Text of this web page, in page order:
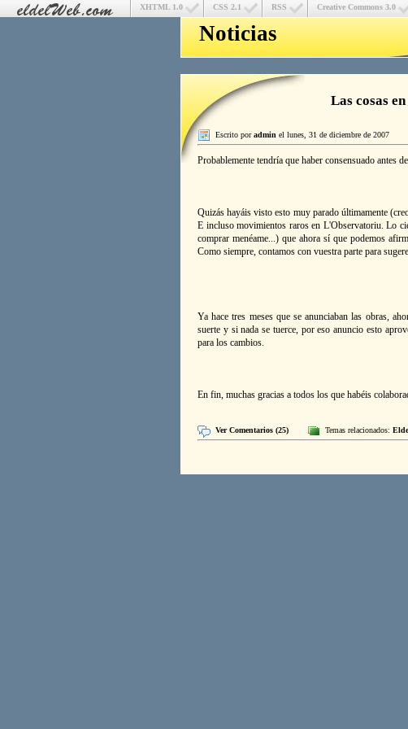
Creative Commons 3.0
RSS
CSS 2.1
XHTML 1.0
Noticias
Las cosas
Escrito poradmin el lunes, 31 de diciembre de 2007
Probablemente tendría que haber consensuado antes
Quizás hayáis visto esto muy parado últimamente
E incluso movimientos raros en L'Observatoriu. Lo
comprar menéame...) que ahora sí que podemos
Como siempre, contamos con vuestra parte para
Ya hace tres meses que se anunciaban las obras,
suerte y si nada se tuerce, por eso anuncio esto
para los cambios.
En fin, muchas gracias a todos los que habéis
Ver Comentarios (25) Temas relacionados: